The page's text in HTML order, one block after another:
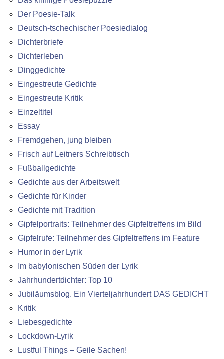
Der Poesie-Talk
Deutsch-tschechischer Poesiedialog
Dichterbriefe
Dichterleben
Dinggedichte
Eingestreute Gedichte
Eingestreute Kritik
Einzeltitel
Essay
Fremdgehen, jung bleiben
Frisch auf Leitners Schreibtisch
Fußballgedichte
Gedichte aus der Arbeitswelt
Gedichte für Kinder
Gedichte mit Tradition
Gipfelportraits: Teilnehmer des Gipfeltreffens im Bild
Gipfelrufe: Teilnehmer des Gipfeltreffens im Feature
Humor in der Lyrik
Im babylonischen Süden der Lyrik
Jahrhundertdichter: Top 10
Jubiläumsblog. Ein Vierteljahrhundert DAS GEDICHT
Kritik
Liebesgedichte
Lockdown-Lyrik
Lustful Things – Geile Sachen!